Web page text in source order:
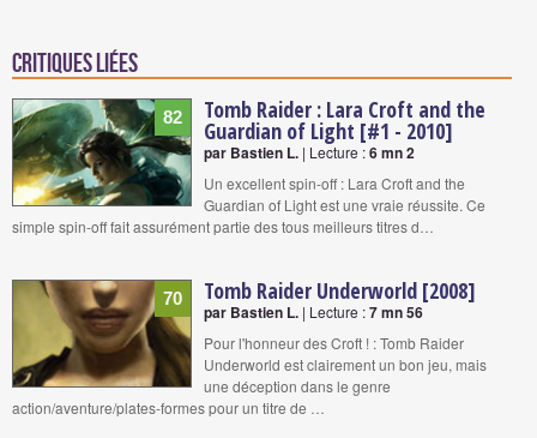
Critiques liées
82 Tomb Raider : Lara Croft and the
Guardian of Light [#1 - 2010]
par Bastien L. | Lecture :6 mn 2
Un excellent spin-off : Lara Croft and the
Guardian of Light est une vraie réussite. Ce
simple spin-off fait assurément partie des tous meilleurs titres d…
70 Tomb Raider Underworld [2008]
par Bastien L. | Lecture :7 mn 56
Pour l'honneur des Croft ! : Tomb Raider
Underworld est clairement un bon jeu, mais
une déception dans le genre
action/aventure/plates-formes pour un titre de …